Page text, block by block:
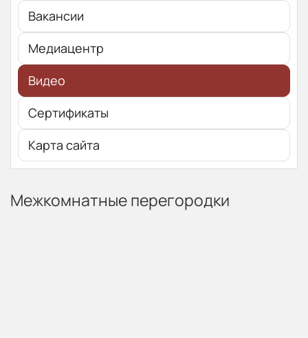
Вакансии
Медиацентр
Видео
Сертификаты
Карта сайта
Межкомнатные перегородки